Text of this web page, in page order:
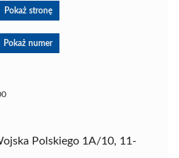
Pokaż stronę
Pokaż numer
Polskiego 1A/10, 11-